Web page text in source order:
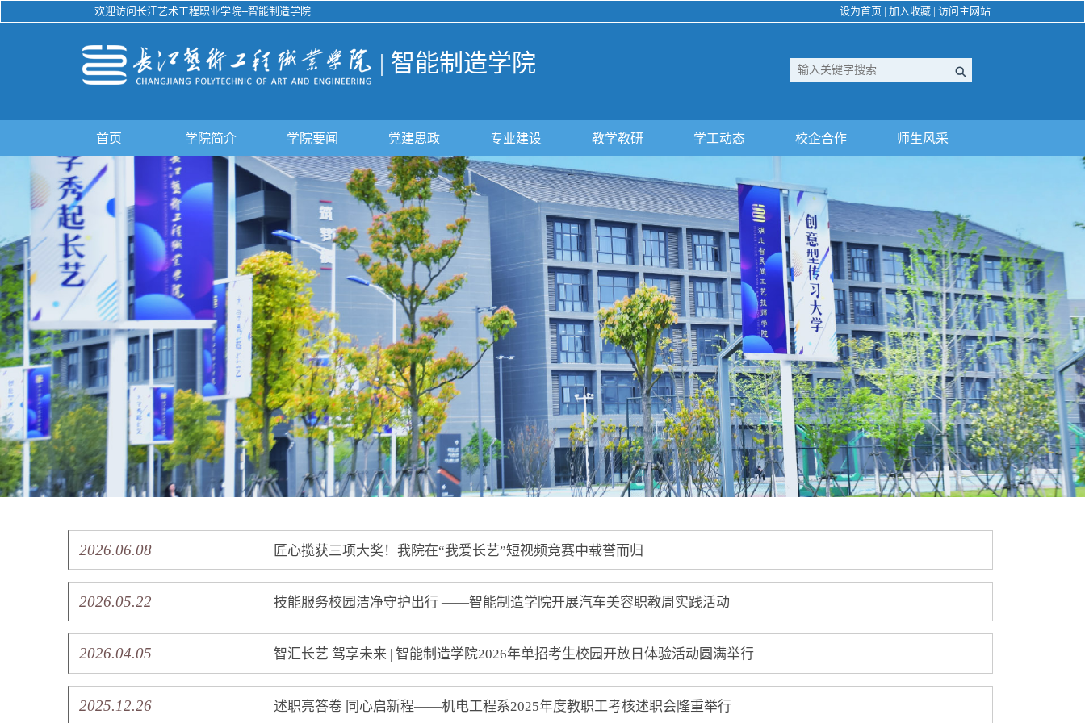
欢迎访问长江艺术工程职业学院--智能制造学院 设为首页 | 加入收藏 | 访问主网站
| 智能制造学院
首页 学院简介 学院要闻 党建思政 专业建设 教学教研 学工动态 校企合作 师生风采
2026.06.08 匠心揽获三项大奖！我院在“我爱长艺”短视频竞赛中载誉而归
2026.05.22 技能服务校园洁净守护出行 ——智能制造学院开展汽车美容职教周实践活动
2026.04.05 智汇长艺 驾享未来 | 智能制造学院2026年单招考生校园开放日体验活动圆满举行
2025.12.26 述职亮答卷 同心启新程——机电工程系2025年度教职工考核述职会隆重举行